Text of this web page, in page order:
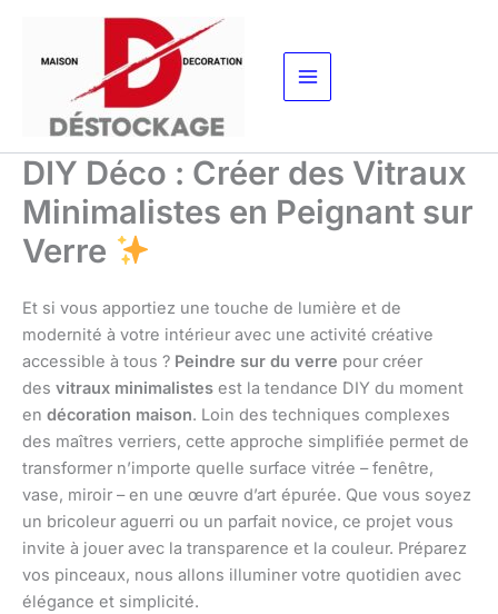
contenu
DIY Déco : Créer des Vitraux
Minimalistes en Peignant sur
Verre
Et si vous apportiez une touche de lumière et de
modernité à votre intérieur avec une activité créative
accessible à tous ? Peindre sur du verre pour créer
des vitraux minimalistes est la tendance DIY du moment
en décoration maison. Loin des techniques complexes
des maîtres verriers, cette approche simplifiée permet de
transformer n’importe quelle surface vitrée – fenêtre,
vase, miroir – en une œuvre d’art épurée. Que vous soyez
un bricoleur aguerri ou un parfait novice, ce projet vous
invite à jouer avec la transparence et la couleur. Préparez
vos pinceaux, nous allons illuminer votre quotidien avec
élégance et simplicité.